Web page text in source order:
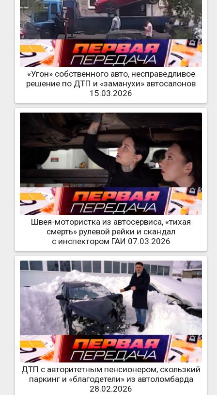
«Угон» собственного авто, несправедливое
решение по ДТП и «заманухи» автосалонов
15.03.2026
Швея-мотористка из автосервиса, «тихая
смерть» рулевой рейки и скандал
с инспектором ГАИ 07.03.2026
ДТП с авторитетным пенсионером, скользкий
паркинг и «благодетели» из автоломбарда
28.02.2026